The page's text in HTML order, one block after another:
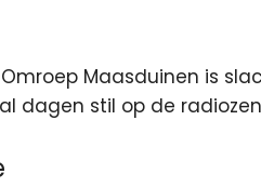
Maasduinen is
dagen stil op de